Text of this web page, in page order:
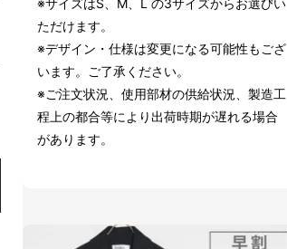
ただけます。
※デザイン・仕様は変更になる可能性もござ
います。ご了承ください。
※ご注文状況、使用部材の供給状況、製造工
程上の都合等により出荷時期が遅れる場合
があります。